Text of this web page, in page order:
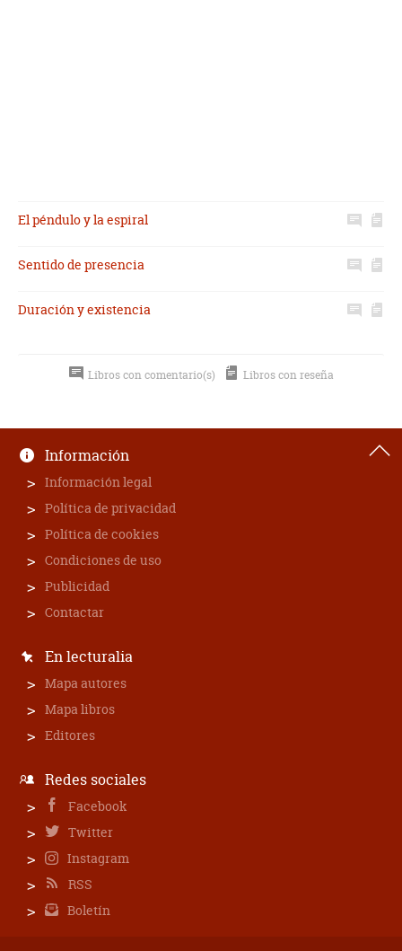
El péndulo y la espiral
Sentido de presencia
Duración y existencia
Libros con comentario(s) Libros con reseña
Información
Información legal
Política de privacidad
Política de cookies
Condiciones de uso
Publicidad
Contactar
En lecturalia
Mapa autores
Mapa libros
Editores
Redes sociales
Facebook
Twitter
Instagram
RSS
Boletín